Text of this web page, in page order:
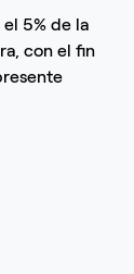
5% de la
con el fin